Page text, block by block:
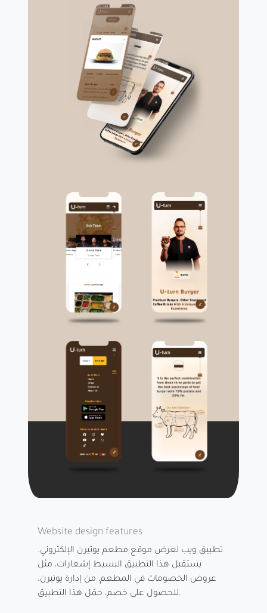
Website design features
تطبيق ويب لعرض موقع مطعم يوتيرن الإلكتروني.
يستقبل هذا التطبيق البسيط إشعارات، مثل
عروض الخصومات في المطعم، من إدارة يوتيرن.
للحصول على خصم، حمّل هذا التطبيق.